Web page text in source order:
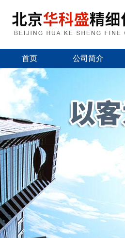
首页 公司简介